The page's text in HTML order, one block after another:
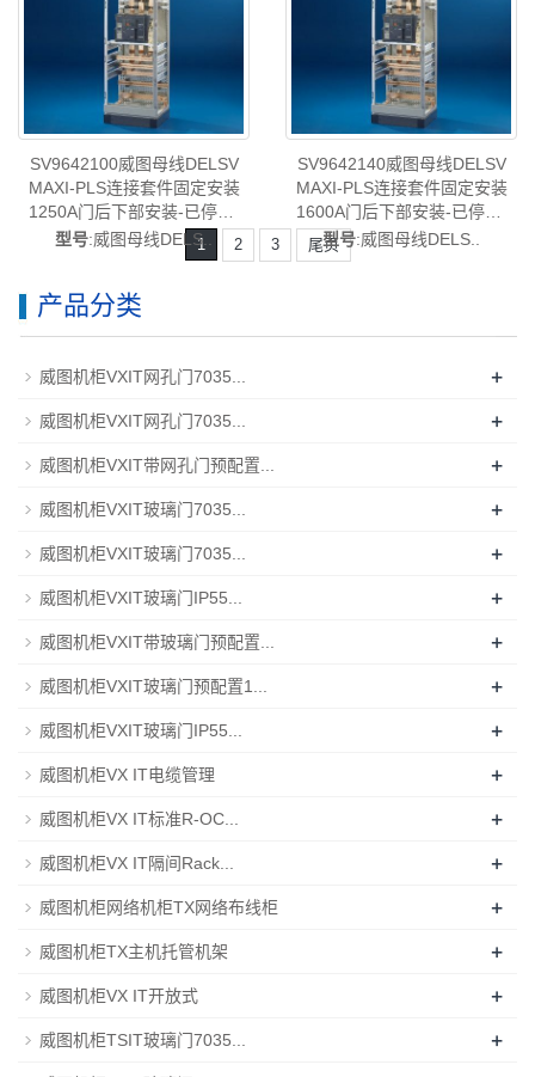
SV9642100威图母线DELSV
MAXI-PLS连接套件固定安装
1250A门后下部安装-已停产-
rittal威图机柜威图空调维修威
图电柜威图风扇威图PDU威图
型号:威图母线DELS..
SV9642140威图母线DELSV
MAXI-PLS连接套件固定安装
1600A门后下部安装-已停产-
rittal威图机柜威图空调维修威
图电柜威图风扇威图PDU威图
型号:威图母线DELS..
1 2 3 尾页
产品分类
威图机柜VXIT网孔门7035... +
威图机柜VXIT网孔门7035... +
威图机柜VXIT带网孔门预配置... +
威图机柜VXIT玻璃门7035... +
威图机柜VXIT玻璃门7035... +
威图机柜VXIT玻璃门IP55... +
威图机柜VXIT带玻璃门预配置... +
威图机柜VXIT玻璃门预配置1... +
威图机柜VXIT玻璃门IP55... +
威图机柜VX IT电缆管理 +
威图机柜VX IT标准R-OC... +
威图机柜VX IT隔间Rack... +
威图机柜网络机柜TX网络布线柜 +
威图机柜TX主机托管机架 +
威图机柜VX IT开放式 +
威图机柜TSIT玻璃门7035... +